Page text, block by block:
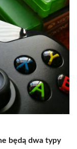
będą dwa typy